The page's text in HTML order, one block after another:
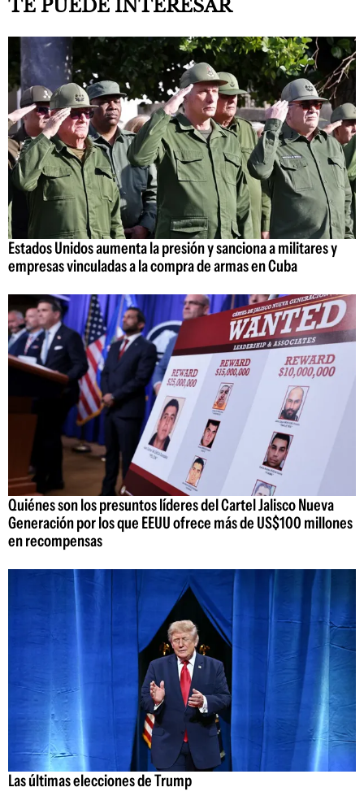
TE PUEDE INTERESAR
Estados Unidos aumenta la presión y sanciona a militares y
empresas vinculadas a la compra de armas en Cuba
Quiénes son los presuntos líderes del Cartel Jalisco Nueva
Generación por los que EEUU ofrece más de US$100 millones
en recompensas
Las últimas elecciones de Trump